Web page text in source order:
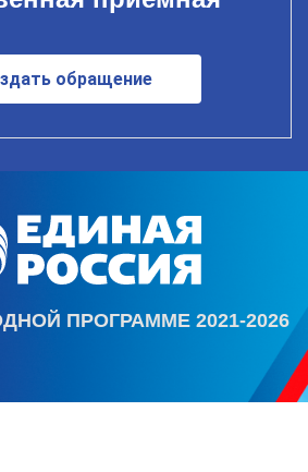
обращение
ПРОГРАММЕ 2021-2026